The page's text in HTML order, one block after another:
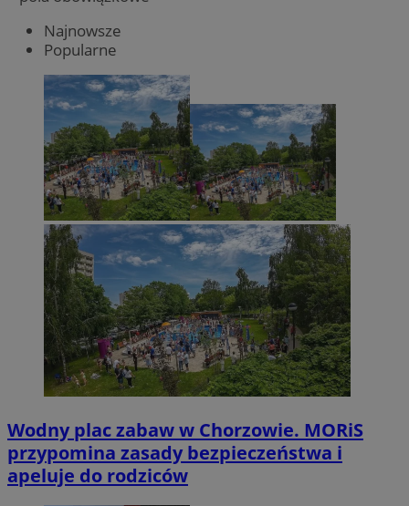
Najnowsze
Popularne
Wodny plac zabaw w Chorzowie. MORiS
przypomina zasady bezpieczeństwa i
apeluje do rodziców